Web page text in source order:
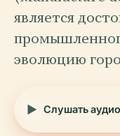
является
эволюцию
Слушать